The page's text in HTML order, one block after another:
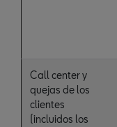
Call center y
quejas de los
clientes
(incluidos los